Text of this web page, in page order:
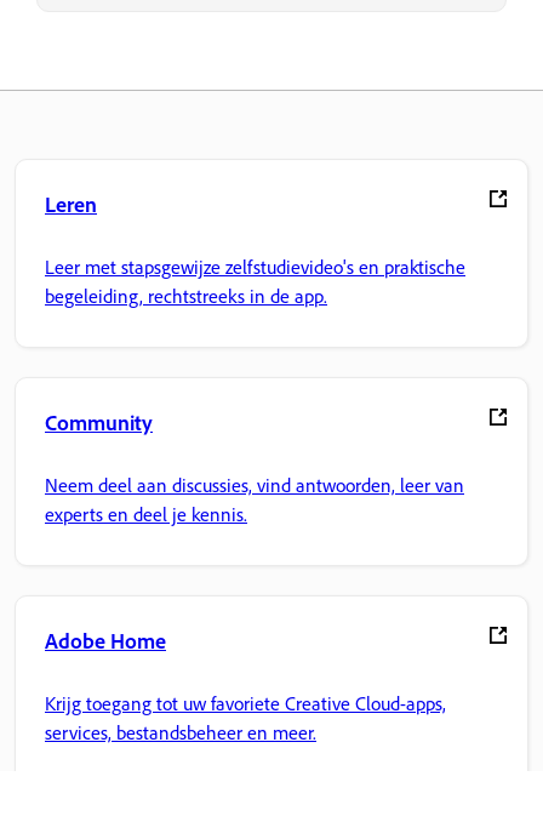
Leren
Leer met stapsgewijze zelfstudievideo's en praktische
begeleiding, rechtstreeks in de app.
Community
Neem deel aan discussies, vind antwoorden, leer van
experts en deel je kennis.
Adobe Home
Krijg toegang tot uw favoriete Creative Cloud-apps,
services, bestandsbeheer en meer.